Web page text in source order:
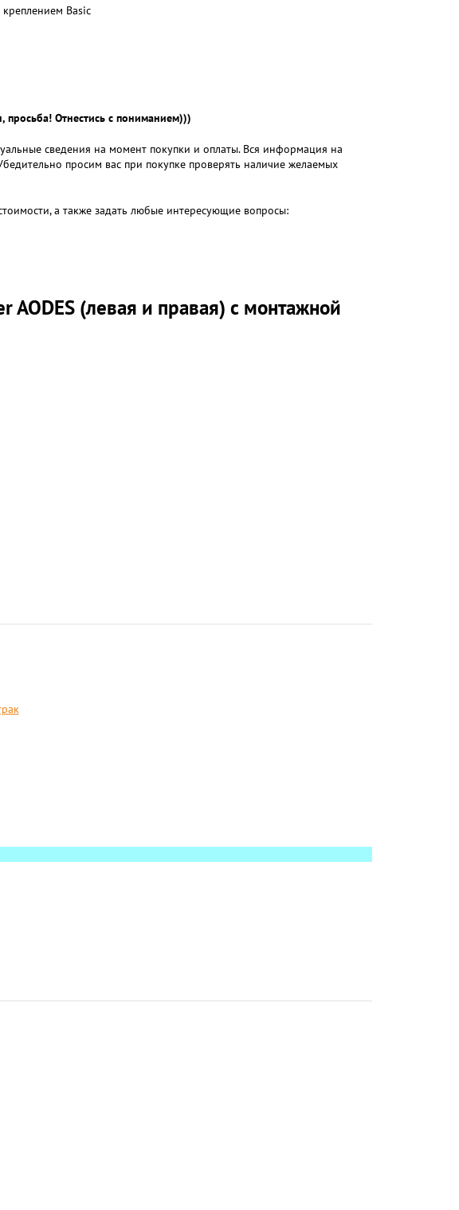
Basic
Отнестись с пониманием)))
сведения на момент покупки и оплаты. Вся информация на
просим вас при покупке проверять наличие желаемых
а также задать любые интересующие вопросы:
(левая и правая) с монтажной